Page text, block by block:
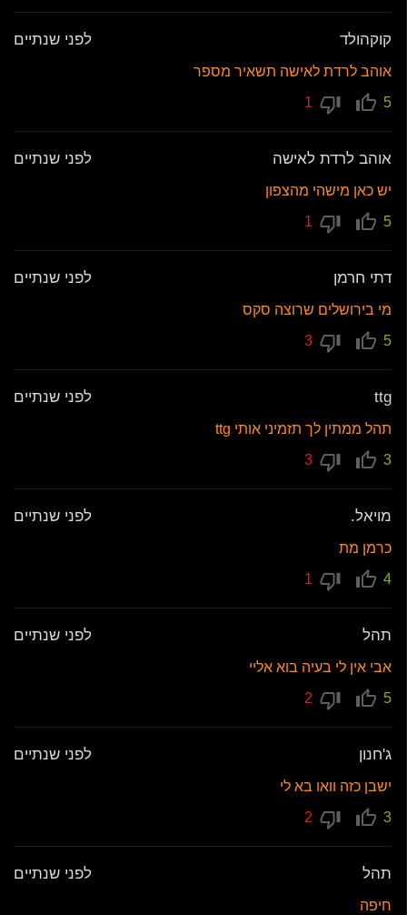
קוקהולד לפני שנתיים
אוהב לרדת לאישה תשאיר מספר
5
אוהב לרדת לאישה לפני שנתיים
יש כאן מישהי מהצפון
5
דתי חרמן לפני שנתיים
מי בירושלים שרוצה סקס
5
ttg לפני שנתיים
תהל ממתין לך תזמיני אותי ttg
3
מויאל. לפני שנתיים
כרמן מת
4
תהל לפני שנתיים
אבי אין לי בעיה בוא אליי
5
ג'חנון לפני שנתיים
ישבן כזה וואו בא לי
3
תהל לפני שנתיים
חיפה